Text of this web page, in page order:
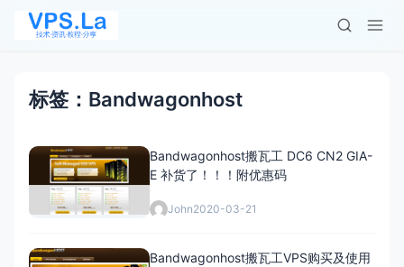
标签：Bandwagonhost
Bandwagonhost搬瓦工 DC6 CN2 GIA-
E 补货了！！！附优惠码
John2020-03-21
Bandwagonhost搬瓦工VPS购买及使用